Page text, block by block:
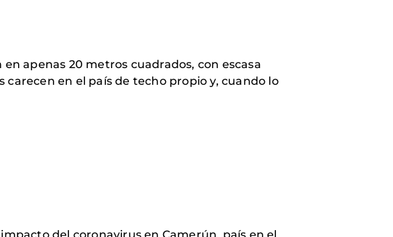
apenas 20 metros cuadrados, con escasa
en el país de techo propio y, cuando lo
del coronavirus en Camerún, país en el